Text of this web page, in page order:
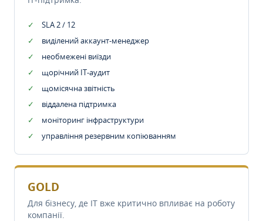
SLA 2 / 12
виділений аккаунт-менеджер
необмежені виїзди
щорічний IT-аудит
щомісячна звітність
віддалена підтримка
моніторинг інфраструктури
управління резервним копіюванням
GOLD
Для бізнесу, де IT вже критично впливає на роботу
компанії.